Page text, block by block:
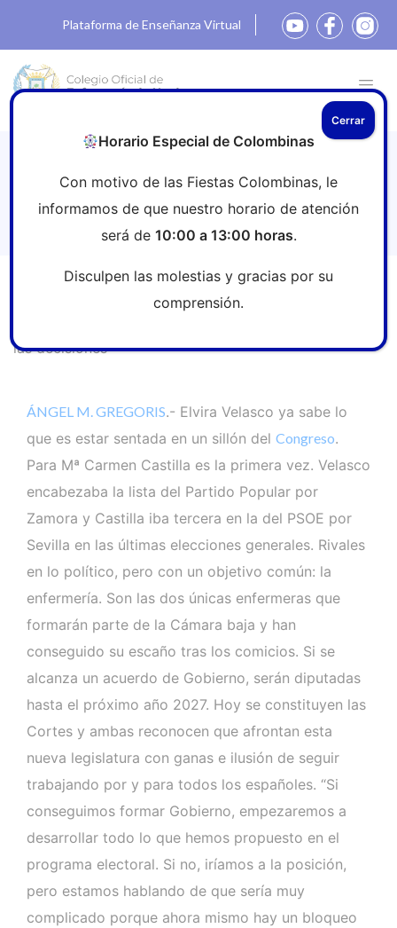
Plataforma de Enseñanza Virtual
profesión debe estar en los puestos
donde se toman las decisiones”
Enfermeras en el Congreso: “La
las decisiones”
ÁNGEL M. GREGORIS.- Elvira Velasco ya sabe lo
que es estar sentada en un sillón del Congreso.
Para Mª Carmen Castilla es la primera vez. Velasco
encabezaba la lista del Partido Popular por
Zamora y Castilla iba tercera en la del PSOE por
Sevilla en las últimas elecciones generales. Rivales
en lo político, pero con un objetivo común: la
enfermería. Son las dos únicas enfermeras que
formarán parte de la Cámara baja y han
conseguido su escaño tras los comicios. Si se
alcanza un acuerdo de Gobierno, serán diputadas
hasta el próximo año 2027. Hoy se constituyen las
Cortes y ambas reconocen que afrontan esta
nueva legislatura con ganas e ilusión de seguir
trabajando por y para todos los españoles. “Si
conseguimos formar Gobierno, empezaremos a
desarrollar todo lo que hemos propuesto en el
programa electoral. Si no, iríamos a la posición,
pero estamos hablando de que sería muy
complicado porque ahora mismo hay un bloqueo
Horario Especial de Colombinas
Con motivo de las Fiestas Colombinas, le
informamos de que nuestro horario de atención
será de 10:00 a 13:00 horas.
Disculpen las molestias y gracias por su
comprensión.
Cerrar